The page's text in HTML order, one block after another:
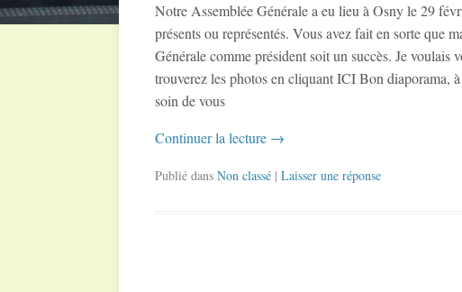
Notre Assemblée Générale a eu lieu à Osny le 29
présents ou représentés. Vous avez fait en sorte que
Générale comme président soit un succès. Je voulais
trouverez les photos en cliquant ICI Bon diaporama,
soin de vous
Continuer la lecture →
Publié dans Non classé | Laisser une réponse